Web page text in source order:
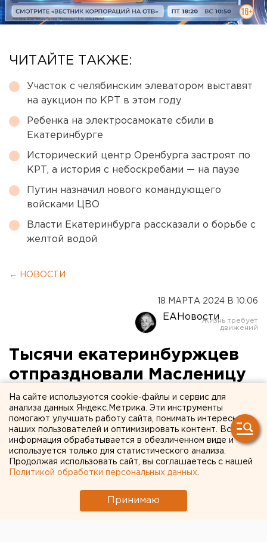
ЧИТАЙТЕ ТАКЖЕ:
Участок с челябинским элеватором выставят
на аукцион по КРТ в этом году
Ребенка на электросамокате сбили в
Екатеринбурге
Исторический центр Оренбурга застроят по
КРТ, а история с небоскребами — на паузе
Путин назначил нового командующего
войсками ЦВО
Власти Екатеринбурга рассказали о борьбе с
желтой водой
← НОВОСТИ
18 МАРТА 2024 В 10:06
ЕАНовости
Тысячи екатеринбуржцев
отпраздновали Масленицу
в Академическом районе.
ФОТО
На сайте используются cookie-файлы и сервис для
анализа данных Яндекс.Метрика. Эти инструменты
помогают улучшать работу сайта, понимать интересы
наших пользователей и оптимизировать контент. Вся
информация обрабатывается в обезличенном виде и
используется только для статистического анализа.
Продолжая использовать сайт, вы соглашаетесь с нашей
Политикой обработки персональных данных
Принимаю